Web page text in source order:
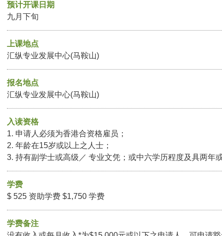
预计开课日期
九月下旬
上课地点
汇纵专业发展中心(马鞍山)
报名地点
汇纵专业发展中心(马鞍山)
入读资格
1. 申请人必须为香港合资格雇员；
2. 年龄在15岁或以上之人士；
3. 持有副学士或高级／ 专业文凭；或中六学历程度及具两年
学费
$ 525 资助学费 $1,750 学费
学费备注